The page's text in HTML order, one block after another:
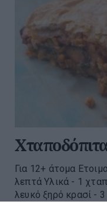
Για 12+ άτομα
λεπτά Υλικά - 1
λευκό ξηρό κρασί -